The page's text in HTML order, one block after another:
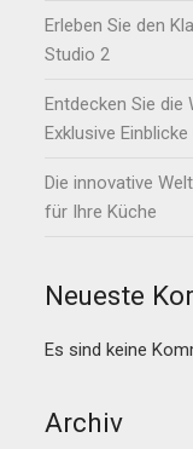
Erleben Sie den
Studio 2
Entdecken Sie die
Exklusive
Die innovative
für Ihre Küche
Neueste
Es sind keine
Archiv